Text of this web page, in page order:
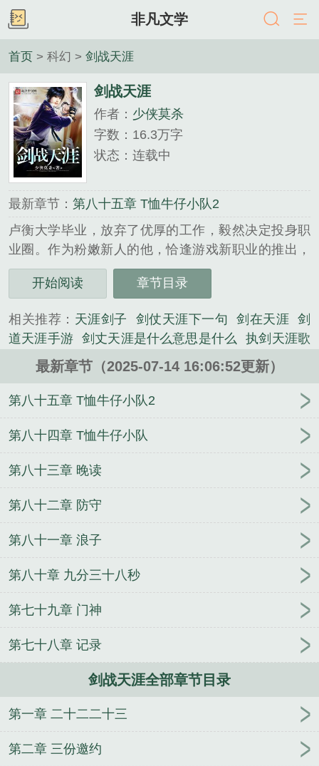
非凡文学
首页 > 科幻 > 剑战天涯
剑战天涯
作者： 少侠莫杀
字数：16.3万字
状态：连载中
最新章节： 第八十五章 T恤牛仔小队2
卢衡大学毕业，放弃了优厚的工作，毅然决定投身职
业圈。作为粉嫩新人的他，恰逢游戏新职业的推出，
他能否借助这阵东风，从饮水机管理员一步步走下
去，直至……冠军？...
开始阅读 章节目录
相关推荐： 天涯剑子 剑仗天涯下一句 剑在天涯
剑
道天涯手游
剑丈天涯是什么意思是什么
执剑天涯歌
梦想丈剑天涯 剑涯天末作家 天涯剑那首歌
涯剑心 天涯剑尊
试剑天涯作
品
仗剑天涯战斗技巧 天涯剑歌
剑斩天
落天涯
剑仗天涯的意思
剑仗天涯
版 天涯剑道40集全在线观看2023年播出时
执剑天
2 剑啸九天血战天涯
赤剑天涯微博
剑丈天涯 天涯 仗剑
剑
舞天涯
天涯剑箫新浪博客
剑
道天涯游戏
仗剑天涯网游
剑仗天涯
怎么了！ 拳皇中二命运
荒烟蔓草与远方少
谭黑暗教父
雾兽
纣王驾到
寒门上位 穿越最弱玩家 灵域
女神定制
过气女星带娃上综艺后
最新章节（2025-07-14 16:06:52更新）
第八十五章 T恤牛仔小队2
第八十四章 T恤牛仔小队
第八十三章 晚读
第八十二章 防守
第八十一章 浪子
第八十章 九分三十八秒
第七十九章 门神
第七十八章 记录
剑战天涯全部章节目录
第一章 二十二二十三
第二章 三份邀约